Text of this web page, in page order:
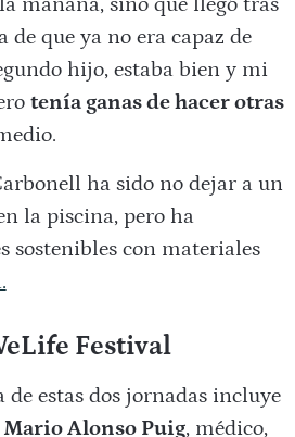
que ya no era capaz de
hijo, estaba bien y mi
tenía ganas de hacer otras
ha sido no dejar a un
la piscina, pero ha
sostenibles con materiales
Festival
estas dos jornadas incluye
Mario Alonso Puig, médico,